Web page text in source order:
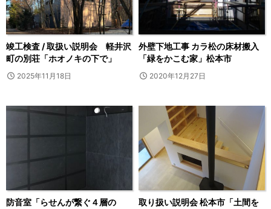
竣工検査 / 取扱い説明会 軽井沢
町の別荘「ホオノキの下で」
2025年11月18日
外壁下地工事 カラ松の床材搬入
「緑をかこむ家」松本市
2020年12月27日
防音室「らせんが繋ぐ４層の
取り扱い説明会 松本市「土間を